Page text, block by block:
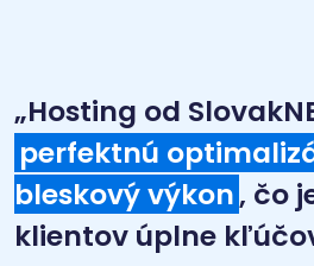
„Hosting od
perfektnú
bleskový výkon, čo
klientov úplne